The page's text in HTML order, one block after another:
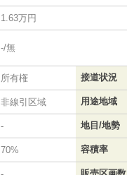
1.63万円
-/無
所有権 接道状況
非線引区域 用途地域
- 地目/地勢
70% 容積率